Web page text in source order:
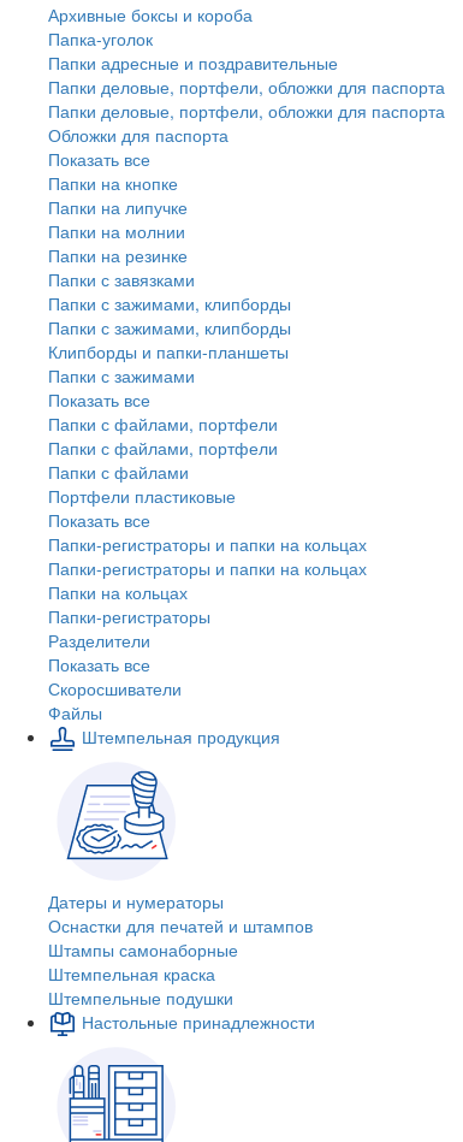
Архивные боксы и короба
Папка-уголок
Папки адресные и поздравительные
Папки деловые, портфели, обложки для паспорта
Папки деловые, портфели, обложки для паспорта
Обложки для паспорта
Показать все
Папки на кнопке
Папки на липучке
Папки на молнии
Папки на резинке
Папки с завязками
Папки с зажимами, клипборды
Папки с зажимами, клипборды
Клипборды и папки-планшеты
Папки с зажимами
Показать все
Папки с файлами, портфели
Папки с файлами, портфели
Папки с файлами
Портфели пластиковые
Показать все
Папки-регистраторы и папки на кольцах
Папки-регистраторы и папки на кольцах
Папки на кольцах
Папки-регистраторы
Разделители
Показать все
Скоросшиватели
Файлы
Штемпельная продукция
Датеры и нумераторы
Оснастки для печатей и штампов
Штампы самонаборные
Штемпельная краска
Штемпельные подушки
Настольные принадлежности